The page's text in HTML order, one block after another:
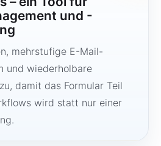
und -
mehrstufige E-Mail-
und wiederholbare
damit das Formular Teil
wird statt nur einer